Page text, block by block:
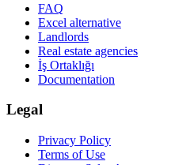
FAQ
Excel alternative
Landlords
Real estate agencies
İş Ortaklığı
Documentation
Legal
Privacy Policy
Terms of Use